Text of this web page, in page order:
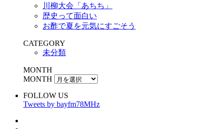
川柳大会「あちち」
歴史って面白い
お酢で夏を元気にすごそう
CATEGORY
未分類
MONTH
MONTH
FOLLOW US
Tweets by bayfm78MHz